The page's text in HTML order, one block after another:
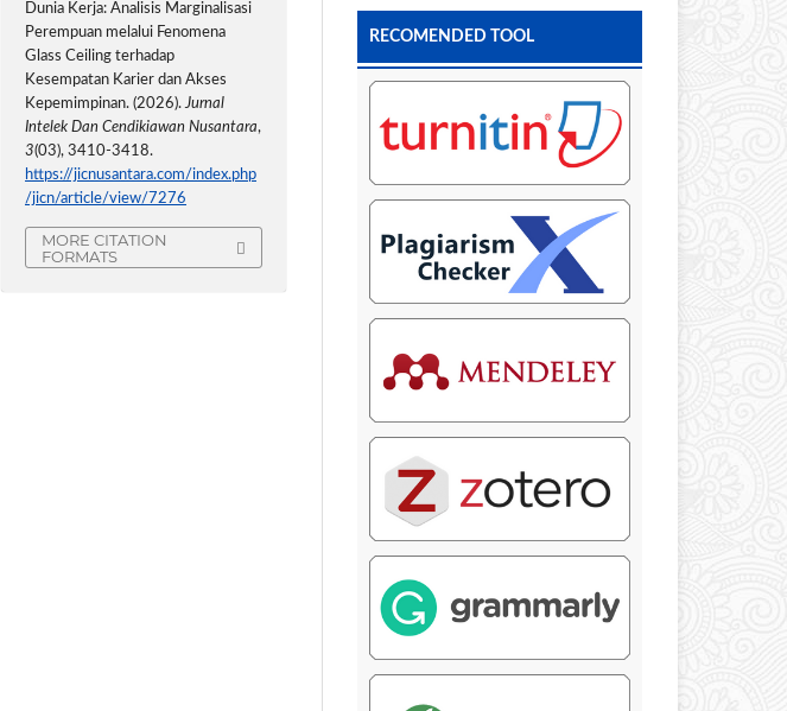
Dunia Kerja: Analisis Marginalisasi
Perempuan melalui Fenomena
Glass Ceiling terhadap
Kesempatan Karier dan Akses
Kepemimpinan. (2026).Jurnal
Intelek Dan Cendikiawan Nusantara,
3(03), 3410-3418.
https://jicnusantara.com/index.php
/jicn/article/view/7276
MORE CITATION
FORMATS
RECOMENDED TOOL